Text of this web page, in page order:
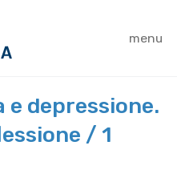
menu
e depressione.
/ 1